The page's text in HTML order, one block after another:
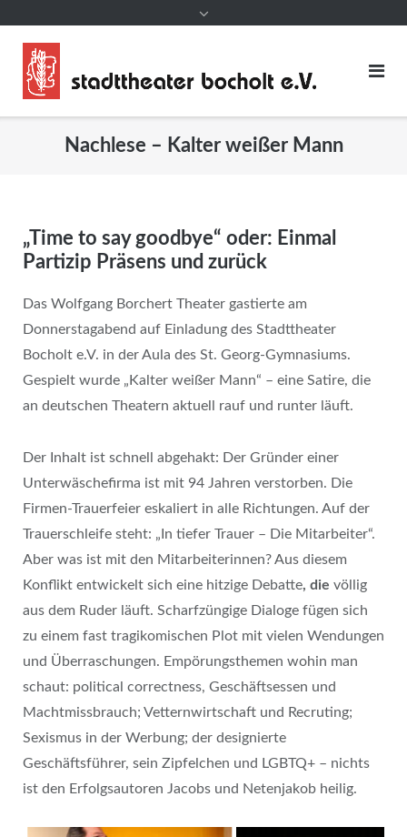
Nachlese – Kalter weißer Mann
„Time to say goodbye“ oder: Einmal
Partizip Präsens und zurück
Das Wolfgang Borchert Theater gastierte am
Donnerstagabend auf Einladung des Stadttheater
Bocholt e.V. in der Aula des St. Georg-Gymnasiums.
Gespielt wurde „Kalter weißer Mann“ – eine Satire, die
an deutschen Theatern aktuell rauf und runter läuft.
Der Inhalt ist schnell abgehakt: Der Gründer einer
Unterwäschefirma ist mit 94 Jahren verstorben. Die
Firmen-Trauerfeier eskaliert in alle Richtungen. Auf der
Trauerschleife steht: „In tiefer Trauer – Die Mitarbeiter“.
Aber was ist mit den Mitarbeiterinnen? Aus diesem
Konflikt entwickelt sich eine hitzige Debatte, die völlig
aus dem Ruder läuft. Scharfzüngige Dialoge fügen sich
zu einem fast tragikomischen Plot mit vielen Wendungen
und Überraschungen. Empörungsthemen wohin man
schaut: political correctness, Geschäftsessen und
Machtmissbrauch; Vetternwirtschaft und Recruting;
Sexismus in der Werbung; der designierte
Geschäftsführer, sein Zipfelchen und LGBTQ+ – nichts
ist den Erfolgsautoren Jacobs und Netenjakob heilig.